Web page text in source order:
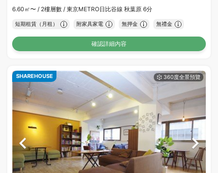
6.60㎡〜 / 2樓層數 / 東京METRO日比谷線 秋葉原 6分
短期租賃（月租） 附家具家電 無押金 無禮金
確認詳細內容
SHAREHOUSE